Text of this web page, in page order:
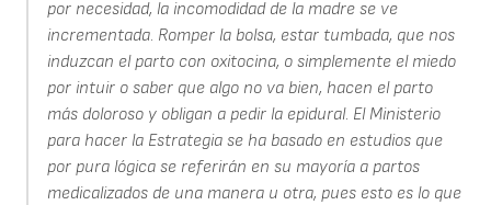
por necesidad, la incomodidad de la madre se ve
incrementada. Romper la bolsa, estar tumbada, que nos
induzcan el parto con oxitocina, o simplemente el miedo
por intuir o saber que algo no va bien, hacen el parto
más doloroso y obligan a pedir la epidural. El Ministerio
para hacer la Estrategia se ha basado en estudios que
por pura lógica se referirán en su mayoría a partos
medicalizados de una manera u otra, pues esto es lo que